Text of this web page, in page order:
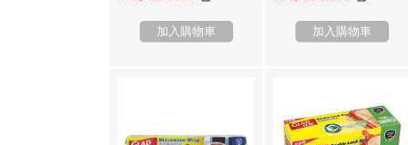
加入購物車 加入購物車